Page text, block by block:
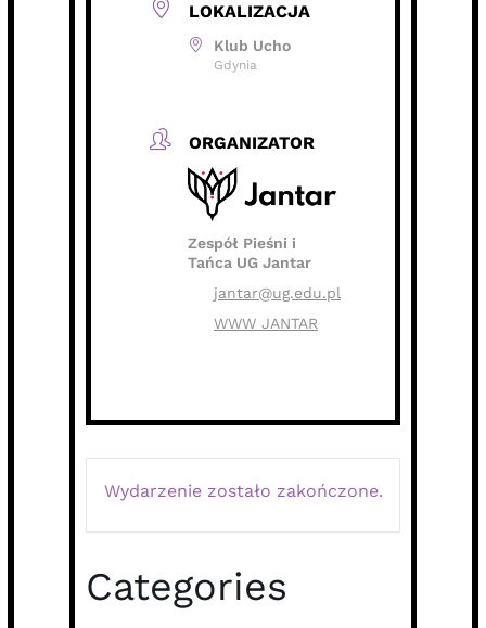
LOKALIZACJA
Klub Ucho
Gdynia
ORGANIZATOR
Zespół Pieśni i
Tańca UG Jantar
jantar@ug.edu.pl
WWW JANTAR
Wydarzenie zostało zakończone.
Categories